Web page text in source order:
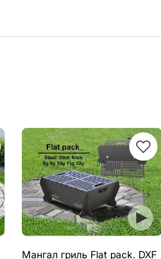
Мангал гриль Flat pack. DXF